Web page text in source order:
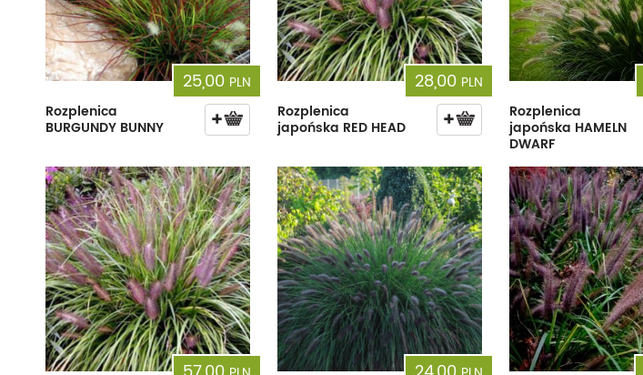
25,00 PLN
Rozplenica
BURGUNDY BUNNY
28,00 PLN
Rozplenica
japońska RED HEAD
Rozplenica
japońska HAMELN
DWARF